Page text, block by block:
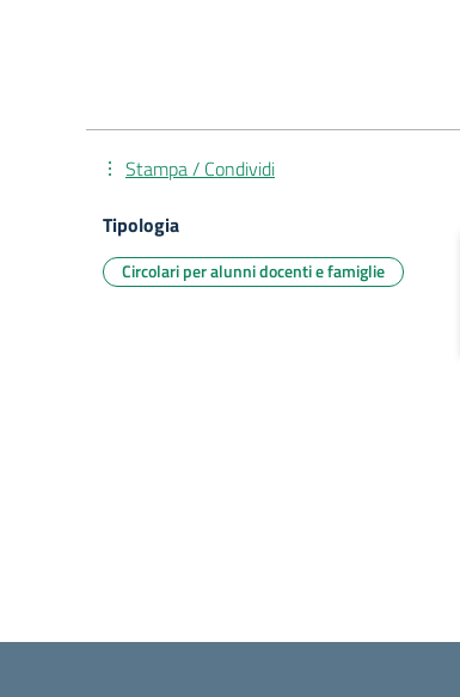
Stampa / Condividi
Tipologia
Circolari per alunni docenti e famiglie